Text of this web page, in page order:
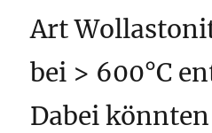
Art
bei > 600°C
Dabei